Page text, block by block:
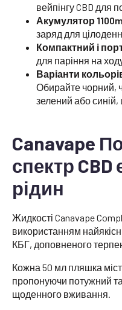
вейпінгу CBD для
Акумулятор
заряд для
Компактний і
для паріння на
Варіанти
Обирайте чорний,
зелений або
Canavape
спектр
рідин
Жидкості Canavape
використанням
КБГ, доповненого
Кожна 50 мл пляшка
пропонуючи потужний
щоденного вживання.